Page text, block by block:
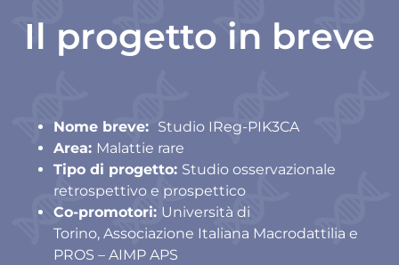
Il progetto in breve
Nome breve: Studio IReg-PIK3CA
Area: Malattie rare
Tipo di progetto: Studio osservazionale
retrospettivo e prospettico
Co-promotori: Università di
Torino, Associazione Italiana Macrodattilia e
PROS – AIMP APS